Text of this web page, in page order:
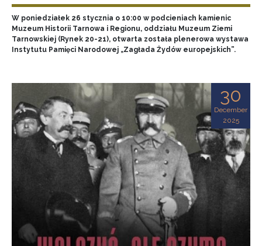
W poniedziałek 26 stycznia o 10:00 w podcieniach kamienic
Muzeum Historii Tarnowa i Regionu, oddziału Muzeum Ziemi
Tarnowskiej (Rynek 20-21), otwarta została plenerowa wystawa
Instytutu Pamięci Narodowej „Zagłada Żydów europejskich”.
30
December
2025